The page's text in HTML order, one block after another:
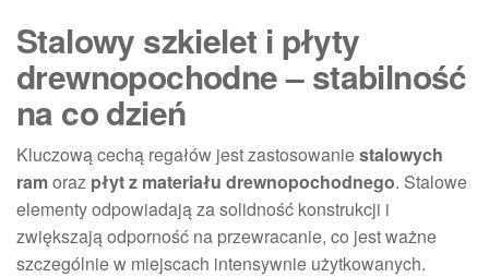
Stalowy szkielet i płyty
drewnopochodne – stabilność
na co dzień
Kluczową cechą regałów jest zastosowaniestalowych
ramoraz płyt z materiału drewnopochodnego. Stalowe
elementy odpowiadają za solidność konstrukcji i
zwiększają odporność na przewracanie, co jest ważne
szczególnie w miejscach intensywnie użytkowanych.